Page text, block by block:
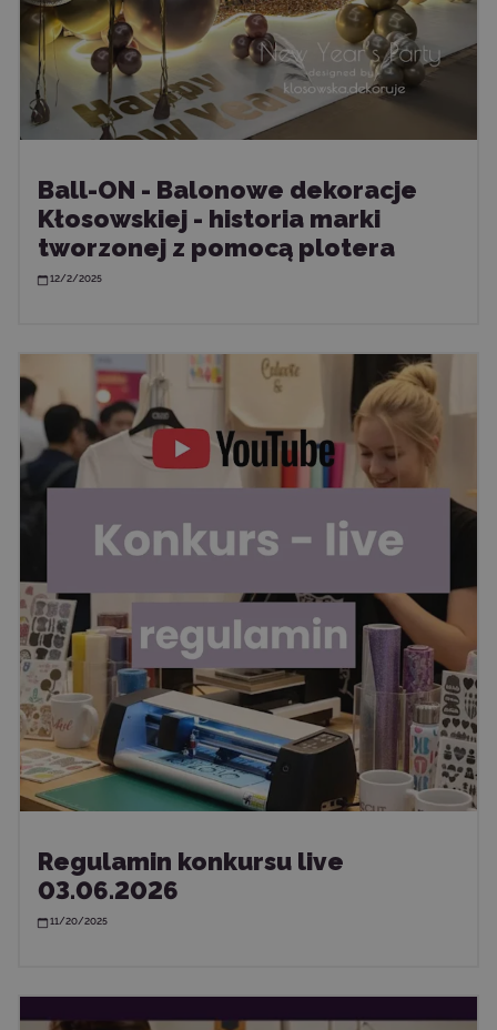
Ball-ON - Balonowe dekoracje
Kłosowskiej - historia marki
tworzonej z pomocą plotera
12/2/2025
Regulamin konkursu live
03.06.2026
11/20/2025